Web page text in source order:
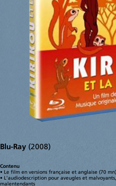
expositions
presse
actualités
divers
contact
Blu-Ray (2008)
Contenu
• Le film en versions française et anglaise (70 mn)
• L'audiodescription pour aveugles et
malentendants